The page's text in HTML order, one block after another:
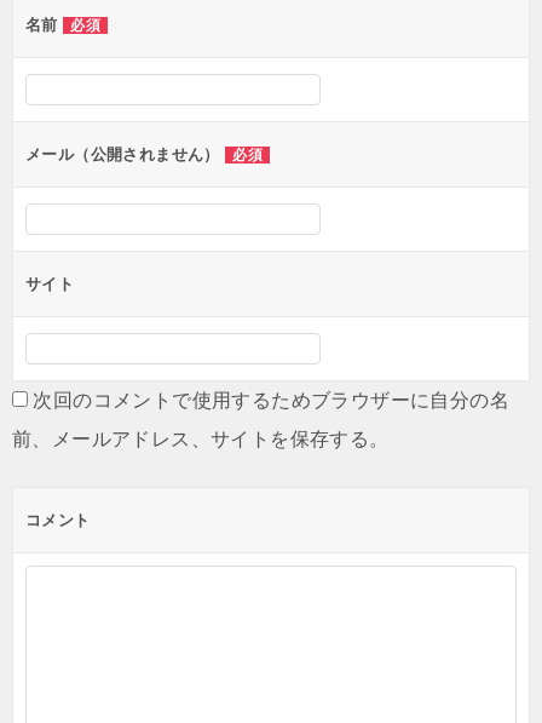
ー
シ
ン
名前 必須
メール（公開されません） 必須
サイト
次回のコメントで使用するためブラウザーに自分の名
前、メールアドレス、サイトを保存する。
コメント